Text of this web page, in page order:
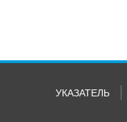
УКАЗАТЕЛЬ